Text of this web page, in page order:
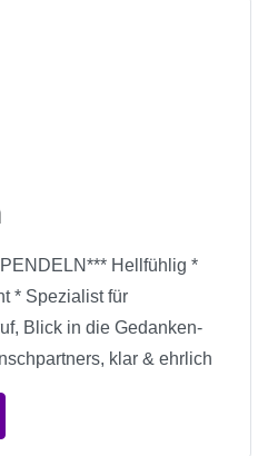
Hellfühlig *
* Spezialist für
Blick in die Gedanken-
klar & ehrlich